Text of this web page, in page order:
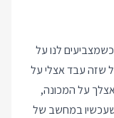
לנו על
שזה עבד אצלי על
אצלך על המכונה,
במחשב של